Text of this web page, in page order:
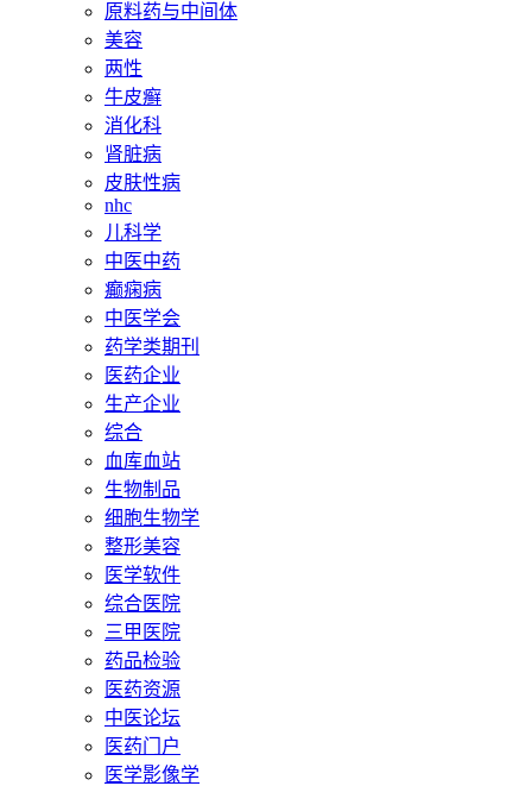
原料药与中间体
美容
两性
牛皮癣
消化科
肾脏病
皮肤性病
nhc
儿科学
中医中药
癫痫病
中医学会
药学类期刊
医药企业
生产企业
综合
血库血站
生物制品
细胞生物学
整形美容
医学软件
综合医院
三甲医院
药品检验
医药资源
中医论坛
医药门户
医学影像学